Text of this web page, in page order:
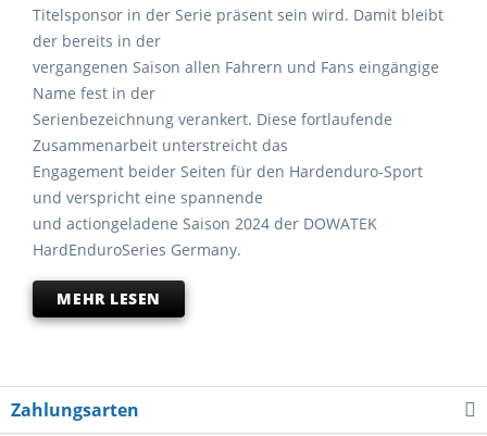
Titelsponsor in der Serie präsent sein wird. Damit bleibt
der bereits in der
vergangenen Saison allen Fahrern und Fans eingängige
Name fest in der
Serienbezeichnung verankert. Diese fortlaufende
Zusammenarbeit unterstreicht das
Engagement beider Seiten für den Hardenduro-Sport
und verspricht eine spannende
und actiongeladene Saison 2024 der DOWATEK
HardEnduroSeries Germany.
MEHR LESEN
Zahlungsarten